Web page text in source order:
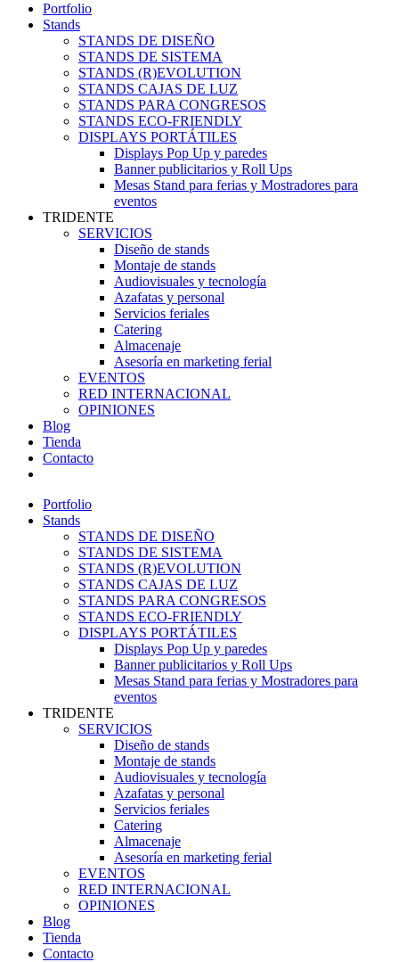
Portfolio
Stands
STANDS DE DISEÑO
STANDS DE SISTEMA
STANDS (R)EVOLUTION
STANDS CAJAS DE LUZ
STANDS PARA CONGRESOS
STANDS ECO-FRIENDLY
DISPLAYS PORTÁTILES
Displays Pop Up y paredes
Banner publicitarios y Roll Ups
Mesas Stand para ferias y Mostradores para
eventos
TRIDENTE
SERVICIOS
Diseño de stands
Montaje de stands
Audiovisuales y tecnología
Azafatas y personal
Servicios feriales
Catering
Almacenaje
Asesoría en marketing ferial
EVENTOS
RED INTERNACIONAL
OPINIONES
Blog
Tienda
Contacto
Portfolio
Stands
STANDS DE DISEÑO
STANDS DE SISTEMA
STANDS (R)EVOLUTION
STANDS CAJAS DE LUZ
STANDS PARA CONGRESOS
STANDS ECO-FRIENDLY
DISPLAYS PORTÁTILES
Displays Pop Up y paredes
Banner publicitarios y Roll Ups
Mesas Stand para ferias y Mostradores para
eventos
TRIDENTE
SERVICIOS
Diseño de stands
Montaje de stands
Audiovisuales y tecnología
Azafatas y personal
Servicios feriales
Catering
Almacenaje
Asesoría en marketing ferial
EVENTOS
RED INTERNACIONAL
OPINIONES
Blog
Tienda
Contacto